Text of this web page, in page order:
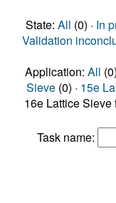
State: All (0) · In
Validation
Application: All
Sieve (0) · 15e
16e Lattice Sieve
Task name: